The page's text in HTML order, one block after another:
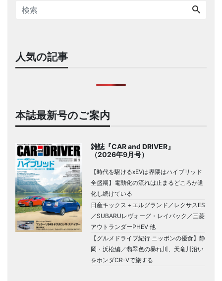
人気の記事
本誌最新号のご案内
雑誌『CAR and DRIVER』
（2026年9月号）
【時代を駆けるxEVは界隈はハイブリッド
全盛期】電動化の流れは止まるどころか進
化し続けている
日産キックス＋エルグランド／レクサスES
／SUBARUレヴォーグ・レイバック／三菱
アウトランダーPHEV 他
【グルメドライブ紀行 ニッポンの優食】静
岡・浜松編／翡翠色の暴れ川、天竜川沿い
をホンダCR-Vで旅する